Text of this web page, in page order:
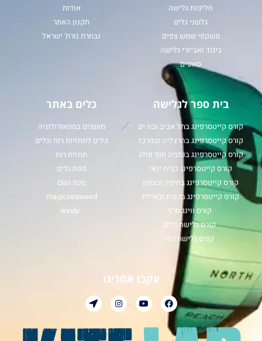
חליפות גלישה
גלשני גלים
משקפי שמש צפים
ביגוד ואביזרי גלישה
סאפים
אודות
תקנון האתר
נבחרת נורת' ישראל
בית ספר לגלישה
קורס קייטסרפינג בתל אביב ובת ים
קורס קייטסרפינג בהרצליה ובמרכז
קורס קייטסרפינג בנתניה חוף פולג
קורס קייטסרפינג בבית ינאי
קורס קייטסרפינג בחיפה ובצפון
קורס קייטסרפינג בכנרת ובאילת
קורס ווינג סרף
קורס גלישת גלים
קורס גלישת רוח
כלים באתר
מושגים במטאורולוגיה
כלים לתחזיות רוח וגלים
תחזית רוח
מפת גלים
מכמ גשם
magicseaweed
windy
עקבו אחרינו